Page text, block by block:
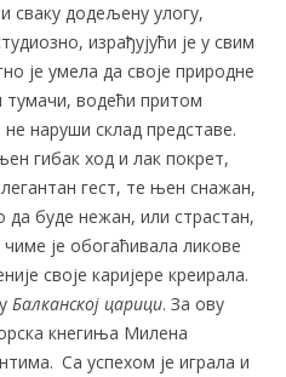
сваку додељену улогу,
израђујући је у свим
је умела да своје природне
тумачи, водећи притом
наруши склад представе.
гибак ход и лак покрет,
гест, те њен снажан,
да буде нежан, или страстан,
је обогаћивала ликове
своје каријере креирала.
Балканској царици. За ову
кнегиња Милена
Са успехом је играла и